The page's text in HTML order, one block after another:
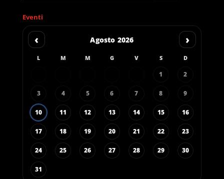
Eventi
‹ Agosto 2026 ›
L M M G V S D
1 2
3 4 5 6 7 8 9
10 11 12 13 14 15 16
17 18 19 20 21 22 23
24 25 26 27 28 29 30
31